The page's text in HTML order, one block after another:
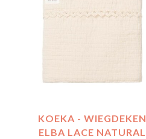
KOEKA - WIEGDEKEN
ELBA LACE NATURAL